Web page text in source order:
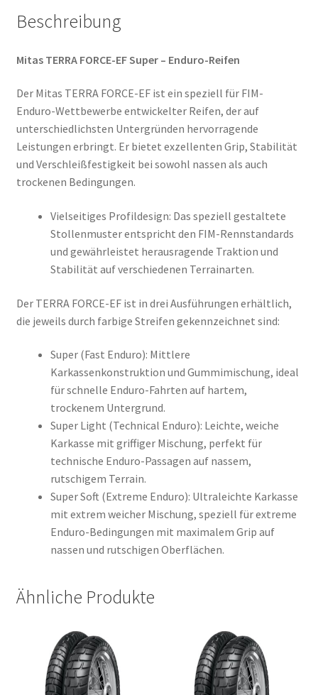
Beschreibung
Mitas TERRA FORCE-EF Super – Enduro-Reifen
Der Mitas TERRA FORCE-EF ist ein speziell für FIM-
Enduro-Wettbewerbe entwickelter Reifen, der auf
unterschiedlichsten Untergründen hervorragende
Leistungen erbringt. Er bietet exzellenten Grip, Stabilität
und Verschleißfestigkeit bei sowohl nassen als auch
trockenen Bedingungen.
Vielseitiges Profildesign: Das speziell gestaltete
Stollenmuster entspricht den FIM-Rennstandards
und gewährleistet herausragende Traktion und
Stabilität auf verschiedenen Terrainarten.
Der TERRA FORCE-EF ist in drei Ausführungen erhältlich,
die jeweils durch farbige Streifen gekennzeichnet sind:
Super (Fast Enduro): Mittlere
Karkassenkonstruktion und Gummimischung, ideal
für schnelle Enduro-Fahrten auf hartem,
trockenem Untergrund.
Super Light (Technical Enduro): Leichte, weiche
Karkasse mit griffiger Mischung, perfekt für
technische Enduro-Passagen auf nassem,
rutschigem Terrain.
Super Soft (Extreme Enduro): Ultraleichte Karkasse
mit extrem weicher Mischung, speziell für extreme
Enduro-Bedingungen mit maximalem Grip auf
nassen und rutschigen Oberflächen.
Ähnliche Produkte